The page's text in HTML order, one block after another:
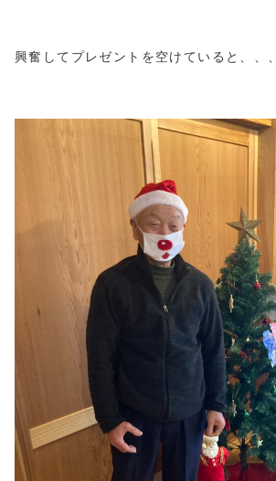
興奮してプレゼントを空けていると、、、